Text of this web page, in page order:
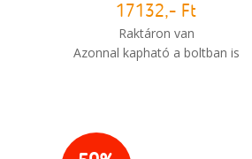
17132,- Ft
Raktáron van
Azonnal kapható a boltban is